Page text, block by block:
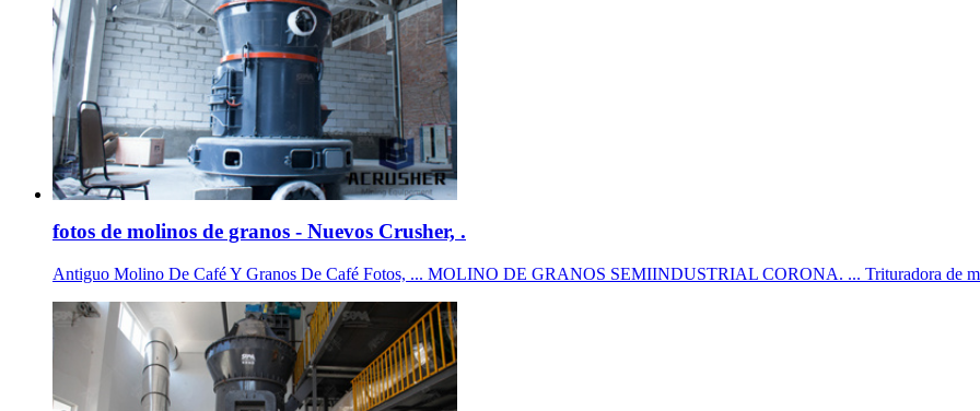
fotos de molinos de granos - Nuevos Crusher, .
Antiguo Molino De Café Y Granos De Café Fotos, ... MOLINO DE GRANOS SEMIINDUSTRIAL CORONA. ... Trituradora de